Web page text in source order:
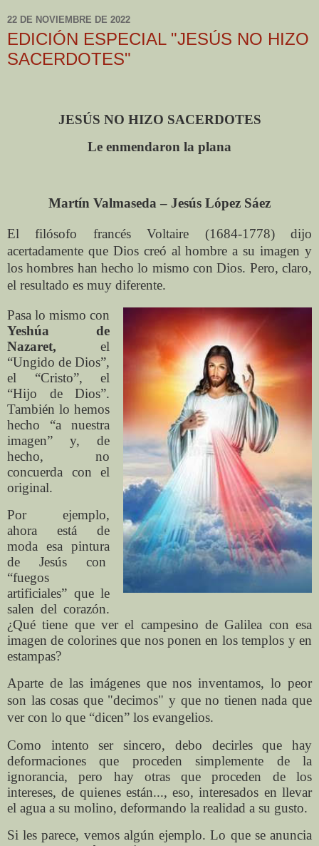
22 DE NOVIEMBRE DE 2022
EDICIÓN ESPECIAL "JESÚS NO HIZO
SACERDOTES"
JESÚS NO HIZO SACERDOTES
Le enmendaron la plana
Martín Valmaseda – Jesús López Sáez
El filósofo francés Voltaire (1684-1778) dijo
acertadamente que Dios creó al hombre a su imagen y
los hombres han hecho lo mismo con Dios. Pero, claro,
el resultado es muy diferente.
Pasa lo mismo con
Yeshúa de
Nazaret, el
“Ungido de Dios”,
el “Cristo”, el
“Hijo de Dios”.
También lo hemos
hecho “a nuestra
imagen” y, de
hecho, no
concuerda con el
original.
Por ejemplo,
ahora está de
moda esa pintura
de Jesús con
“fuegos
artificiales” que le
salen del corazón.
¿Qué tiene que ver el campesino de Galilea con esa
imagen de colorines que nos ponen en los templos y en
estampas?
Aparte de las imágenes que nos inventamos, lo peor
son las cosas que "decimos" y que no tienen nada que
ver con lo que “dicen” los evangelios.
Como intento ser sincero, debo decirles que hay
deformaciones que proceden simplemente de la
ignorancia, pero hay otras que proceden de los
intereses, de quienes están..., eso, interesados en llevar
el agua a su molino, deformando la realidad a su gusto.
Si les parece, vemos algún ejemplo. Lo que se anuncia